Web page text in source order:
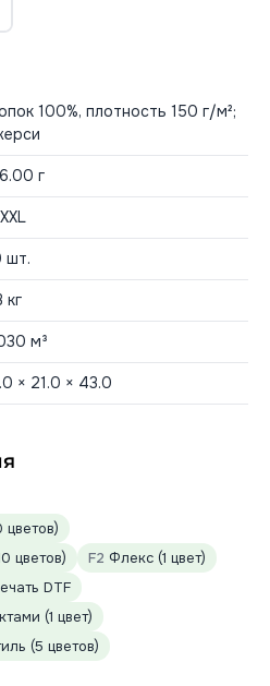
100%, плотность 150 г/м²;
г
шт.
кг
м³
× 21.0 × 43.0
цветов) F2 Флекс (1 цвет)
DTF
(1 цвет)
(5 цветов)